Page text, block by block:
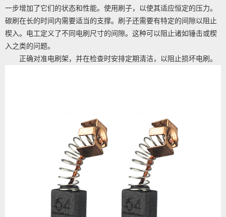
一步增加了它们的状态和性能。使用刷子，以使其适应恒定的压力。
碳刷在长的时间内需要适当的支撑。刷子还需要有特定的间隙以阻止
楔入。电工定义了不同电刷尺寸的间隙。这种可以阻止诸如锤击或楔
入之类的问题。
正确对准电刷架，并在检查时安排定期清洁，以阻止损坏电刷。